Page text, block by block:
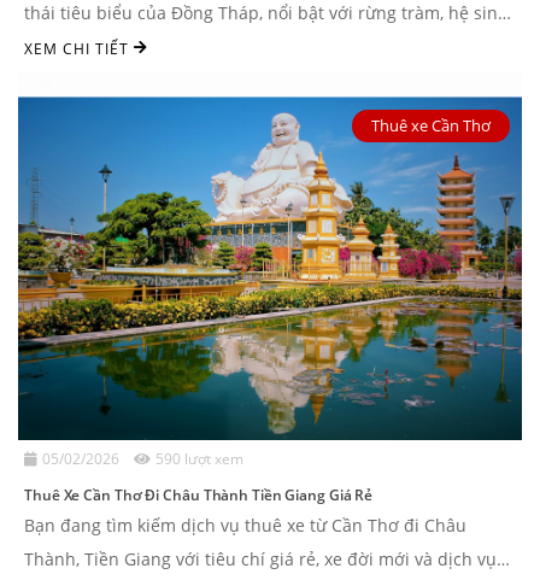
thái tiêu biểu của Đồng Tháp, nổi bật với rừng tràm, hệ sinh
thái chim nước ...
XEM CHI TIẾT
Thuê xe Cần Thơ
05/02/2026 590 lượt xem
Thuê Xe Cần Thơ Đi Châu Thành Tiền Giang Giá Rẻ
Bạn đang tìm kiếm dịch vụ thuê xe từ Cần Thơ đi Châu
Thành, Tiền Giang với tiêu chí giá rẻ, xe đời mới và dịch vụ